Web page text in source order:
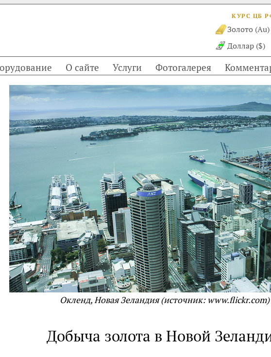
КУРС ЦБ
Золото (Au)
Доллар ($)
О сайте Услуги Фотогалерея
Окленд, Новая Зеландия (источник: www.flickr.com)
Добыча золота в Новой